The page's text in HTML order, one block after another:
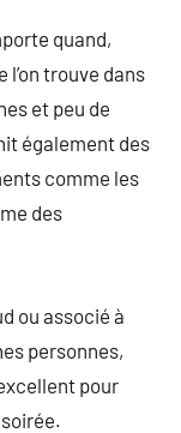
quand,
l’on trouve dans
et peu de
également des
comme les
des
ou associé à
personnes,
pour